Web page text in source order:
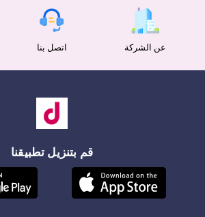
عن الشركة اتصل بنا
قم بتنزيل تطبيقنا